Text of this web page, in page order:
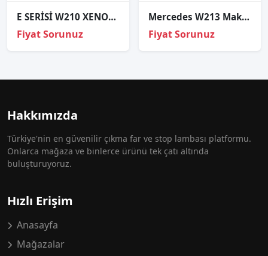
E SERİSİ W210 XENON TAKIM FAR ORJİNAL
Fiyat Sorunuz
Mercedes W213 Makyajli Ful Led Sol Far Hatasiz
Fiyat Sorunuz
Hakkımızda
Türkiye'nin en güvenilir çıkma far ve stop lambası platformu.
Onlarca mağaza ve binlerce ürünü tek çatı altında
buluşturuyoruz.
Hızlı Erişim
Anasayfa
Mağazalar